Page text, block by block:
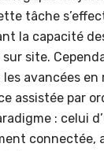
tâche
la capacité
site.
avancées en
assistée par
: celui
connectée,